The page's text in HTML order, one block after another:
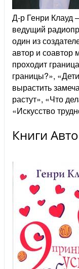
Д-р Генри Клауд
ведущий
один из
автор и соавтор
проходит
границы?»,
вырастить
растут», «Что
«Искусство
Книги